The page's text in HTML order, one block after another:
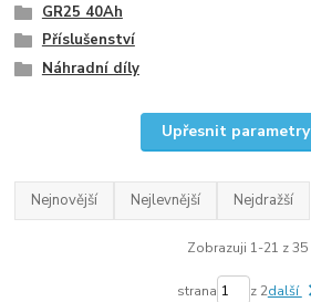
GR25 40Ah
Příslušenství
Náhradní díly
Upřesnit parametry
Nejnovější Nejlevnější Nejdražší
Zobrazuji 1-21 z 35
strana z 2další